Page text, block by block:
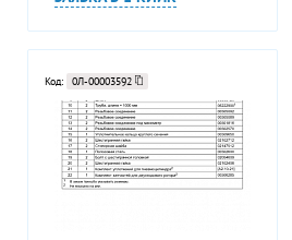
Код: 0Л-00003592